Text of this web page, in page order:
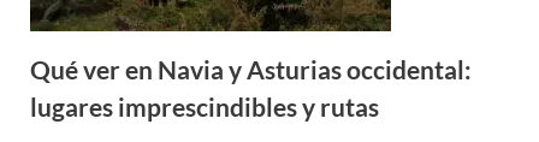
Qué ver en Navia y Asturias occidental:
lugares imprescindibles y rutas